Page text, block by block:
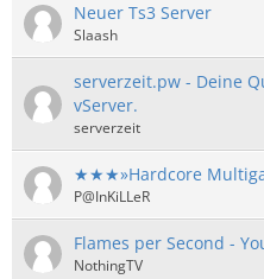
Neuer Ts3 Server
Slaash
serverzeit.pw - Deine
vServer.
serverzeit
​★★★»Hardcore
P@InKiLLeR
Flames per Second -
NothingTV